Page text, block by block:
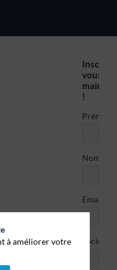
vous
!
Prénom
Nom
Email
Société
à améliorer votre